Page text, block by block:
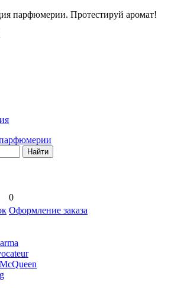
парфюмерии. Протестируй аромат!
Найти
0
Оформление заказа